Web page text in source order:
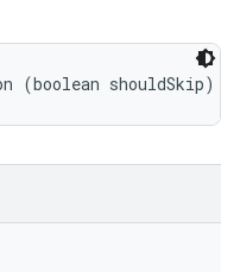
(boolean shouldSkip)